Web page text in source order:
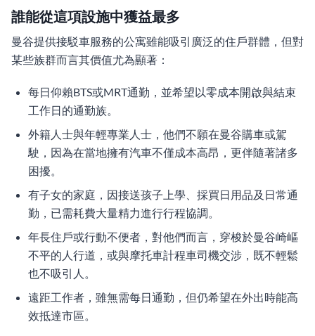
誰能從這項設施中獲益最多
曼谷提供接駁車服務的公寓雖能吸引廣泛的住戶群體，但對
某些族群而言其價值尤為顯著：
每日仰賴BTS或MRT通勤，並希望以零成本開啟與結束
工作日的通勤族。
外籍人士與年輕專業人士，他們不願在曼谷購車或駕
駛，因為在當地擁有汽車不僅成本高昂，更伴隨著諸多
困擾。
有子女的家庭，因接送孩子上學、採買日用品及日常通
勤，已需耗費大量精力進行行程協調。
年長住戶或行動不便者，對他們而言，穿梭於曼谷崎嶇
不平的人行道，或與摩托車計程車司機交涉，既不輕鬆
也不吸引人。
遠距工作者，雖無需每日通勤，但仍希望在外出時能高
效抵達市區。